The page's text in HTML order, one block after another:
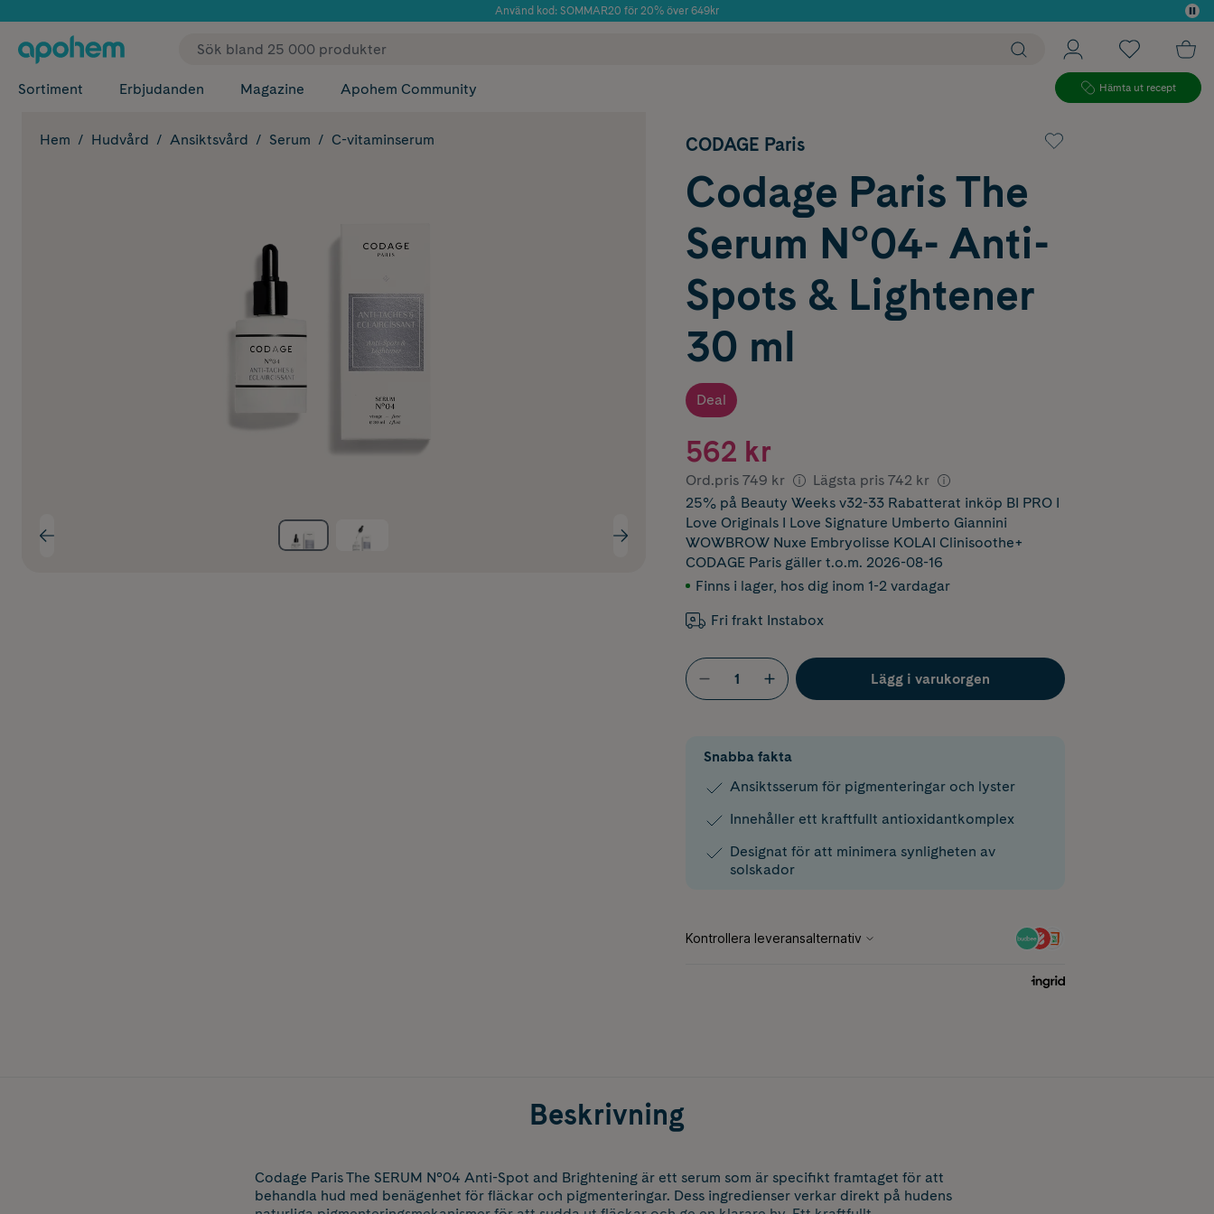
Använd kod: SOMMAR20 för 20% över 649kr
✓ Fri frakt
Sortiment Erbjudanden Magazine Apohem Community Hämta ut recept
Hem Hudvård Ansiktsvård Serum C-vitaminserum CODAGE Paris
Codage Paris The
Serum N°04- Anti-
Spots & Lightener
30 ml
Deal
562 kr
Ord.pris 749 kr Lägsta pris 742 kr
25% på Beauty Weeks v32-33 Rabatterat inköp BI PRO I
Love Originals I Love Signature Umberto Giannini
WOWBROW Nuxe Embryolisse KOLAI Clinisoothe+
CODAGE Paris gäller t.o.m. 2026-08-16
Finns i lager, hos dig inom 1-2 vardagar
Fri frakt Instabox
Lägg i varukorgen
Snabba fakta
Ansiktsserum för pigmenteringar och lyster
Innehåller ett kraftfullt antioxidantkomplex
Designat för att minimera synligheten av
solskador
Beskrivning
Codage Paris The SERUM N°04 Anti-Spot and Brightening är ett serum som är specifikt framtaget för att
behandla hud med benägenhet för fläckar och pigmenteringar. Dess ingredienser verkar direkt på hudens